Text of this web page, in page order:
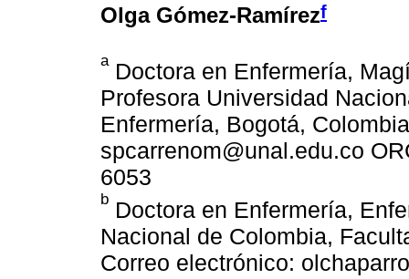
Olga Gómez-Ramírezf
aDoctora en Enfermería,
Profesora Universidad
Enfermería, Bogotá,
spcarrenom@unal.edu.co
6053
b Doctora en Enfermería,
Nacional de Colombia,
Correo electrónico: